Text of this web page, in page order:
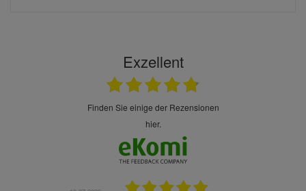
Exzellent
finden Sie einige der Rezensionen
hier.